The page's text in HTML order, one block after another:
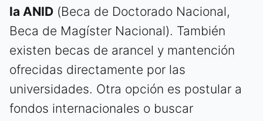
la ANID (Beca de Doctorado Nacional,
Beca de Magíster Nacional). También
existen becas de arancel y mantención
ofrecidas directamente por las
universidades. Otra opción es postular a
fondos internacionales o buscar